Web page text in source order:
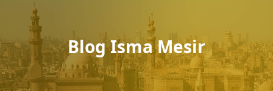
Blog Isma Mesir